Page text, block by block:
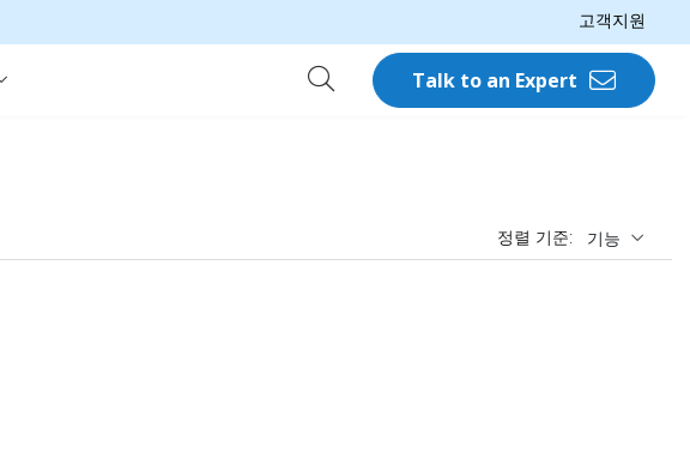
고객지원
Talk to an Expert
정렬 기준: 기능